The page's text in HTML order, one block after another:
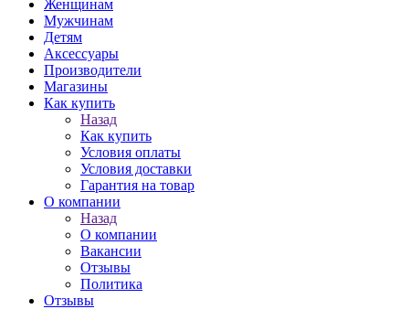
Женщинам
Мужчинам
Детям
Аксессуары
Производители
Магазины
Как купить
Назад
Как купить
Условия оплаты
Условия доставки
Гарантия на товар
О компании
Назад
О компании
Вакансии
Отзывы
Политика
Отзывы